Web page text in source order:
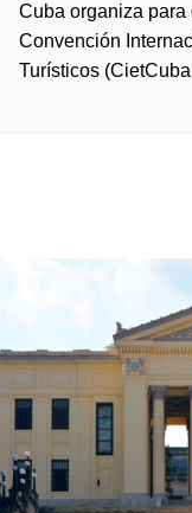
Cuba organiza para
Convención
Turísticos